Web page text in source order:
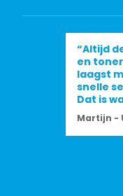
“Altijd
en
laagst
snelle
Dat is
Martijn -